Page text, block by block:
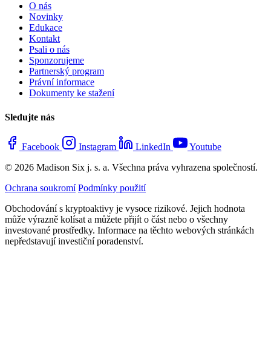
O nás
Novinky
Edukace
Kontakt
Psali o nás
Sponzorujeme
Partnerský program
Právní informace
Dokumenty ke stažení
Sledujte nás
Facebook Instagram LinkedIn
Youtube
© 2026 Madison Six j. s. a. Všechna práva vyhrazena společností.
Ochrana soukromí Podmínky použití
Obchodování s kryptoaktivy je vysoce rizikové. Jejich hodnota
může výrazně kolísat a můžete přijít o část nebo o všechny
investované prostředky. Informace na těchto webových stránkách
nepředstavují investiční poradenství.